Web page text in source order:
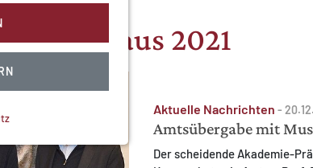
aus 2021
Aktuelle Nachrichten -
Amtsübergabe mit
Der scheidende Akademie-